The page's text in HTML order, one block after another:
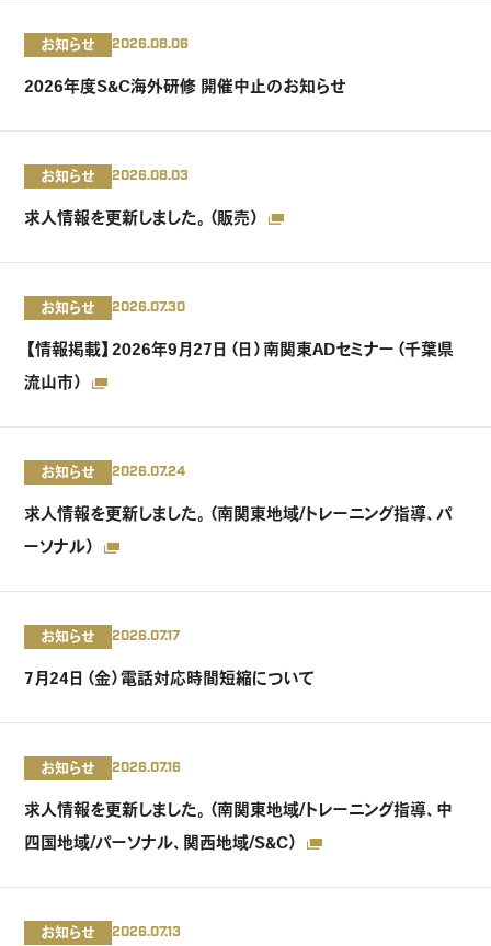
お知らせ 2026.08.06
2026年度S&C海外研修 開催中止のお知らせ
お知らせ 2026.08.03
求人情報を更新しました。（販売）
お知らせ 2026.07.30
【情報掲載】2026年9月27日（日）南関東ADセミナー（千葉県
流山市）
お知らせ 2026.07.24
求人情報を更新しました。（南関東地域/トレーニング指導、パ
ーソナル）
お知らせ 2026.07.17
7月24日（金）電話対応時間短縮について
お知らせ 2026.07.16
求人情報を更新しました。（南関東地域/トレーニング指導、中
四国地域/パーソナル、関西地域/S&C）
お知らせ 2026.07.13